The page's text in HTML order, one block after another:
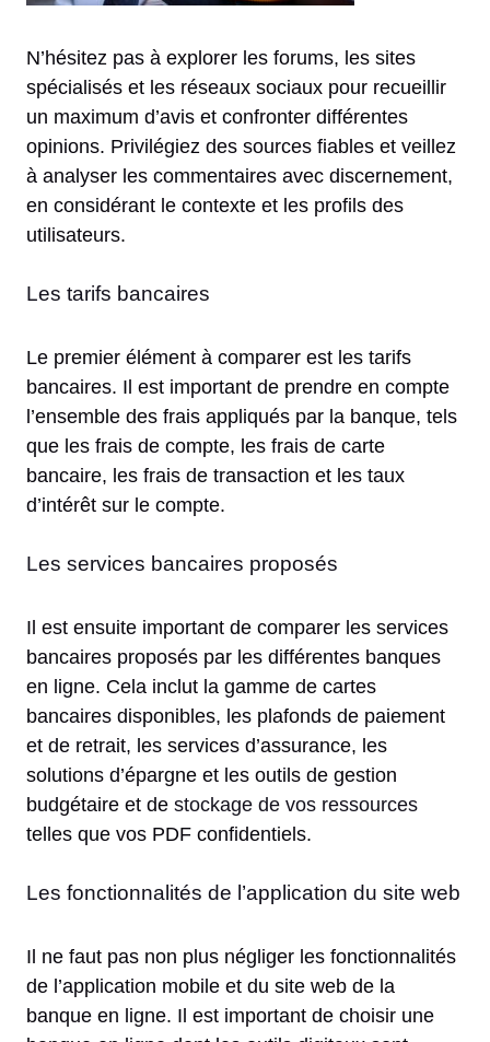
N’hésitez pas à explorer les forums, les sites
spécialisés et les réseaux sociaux pour recueillir
un maximum d’avis et confronter différentes
opinions. Privilégiez des sources fiables et veillez
à analyser les commentaires avec discernement,
en considérant le contexte et les profils des
utilisateurs.
Les tarifs bancaires
Le premier élément à comparer est les tarifs
bancaires. Il est important de prendre en compte
l’ensemble des frais appliqués par la banque, tels
que les frais de compte, les frais de carte
bancaire, les frais de transaction et les taux
d’intérêt sur le compte.
Les services bancaires proposés
Il est ensuite important de comparer les services
bancaires proposés par les différentes banques
en ligne. Cela inclut la gamme de cartes
bancaires disponibles, les plafonds de paiement
et de retrait, les services d’assurance, les
solutions d’épargne et les outils de gestion
budgétaire et de stockage de vos ressources
telles que vos PDF confidentiels.
Les fonctionnalités de l’application du site web
Il ne faut pas non plus négliger les fonctionnalités
de l’application mobile et du site web de la
banque en ligne. Il est important de choisir une